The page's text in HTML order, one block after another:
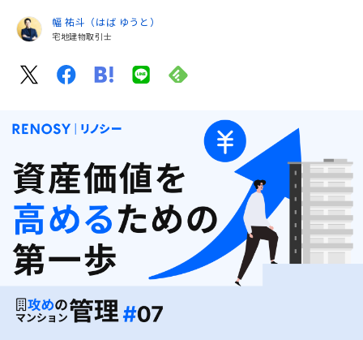
4/7
参加が難しければ「議決権行使書」でコミュニケー
ションを
5/7 建物管理会社との信頼を深める「良い質問」の例
6/7
専門的な総会資料の読み解きは、RENOSYにお任せ
ください
7/7 次回予告
幅 祐斗（はば ゆうと）
宅地建物取引士